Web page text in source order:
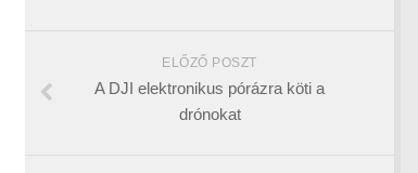
ELŐZŐ POSZT
A DJI elektronikus pórázra köti a
drónokat